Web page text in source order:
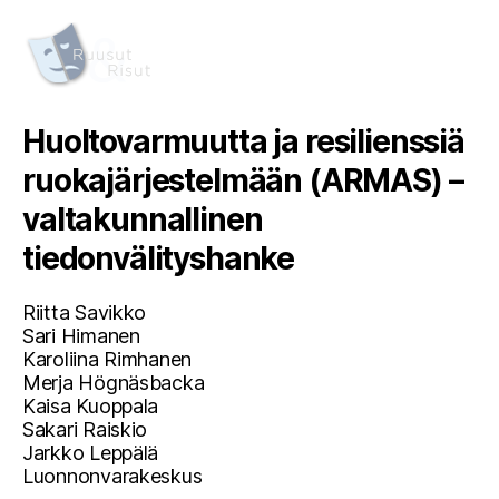
Huoltovarmuutta ja resilienssiä
ruokajärjestelmään (ARMAS) –
valtakunnallinen
tiedonvälityshanke
Riitta Savikko
Sari Himanen
Karoliina Rimhanen
Merja Högnäsbacka
Kaisa Kuoppala
Sakari Raiskio
Jarkko Leppälä
Luonnonvarakeskus